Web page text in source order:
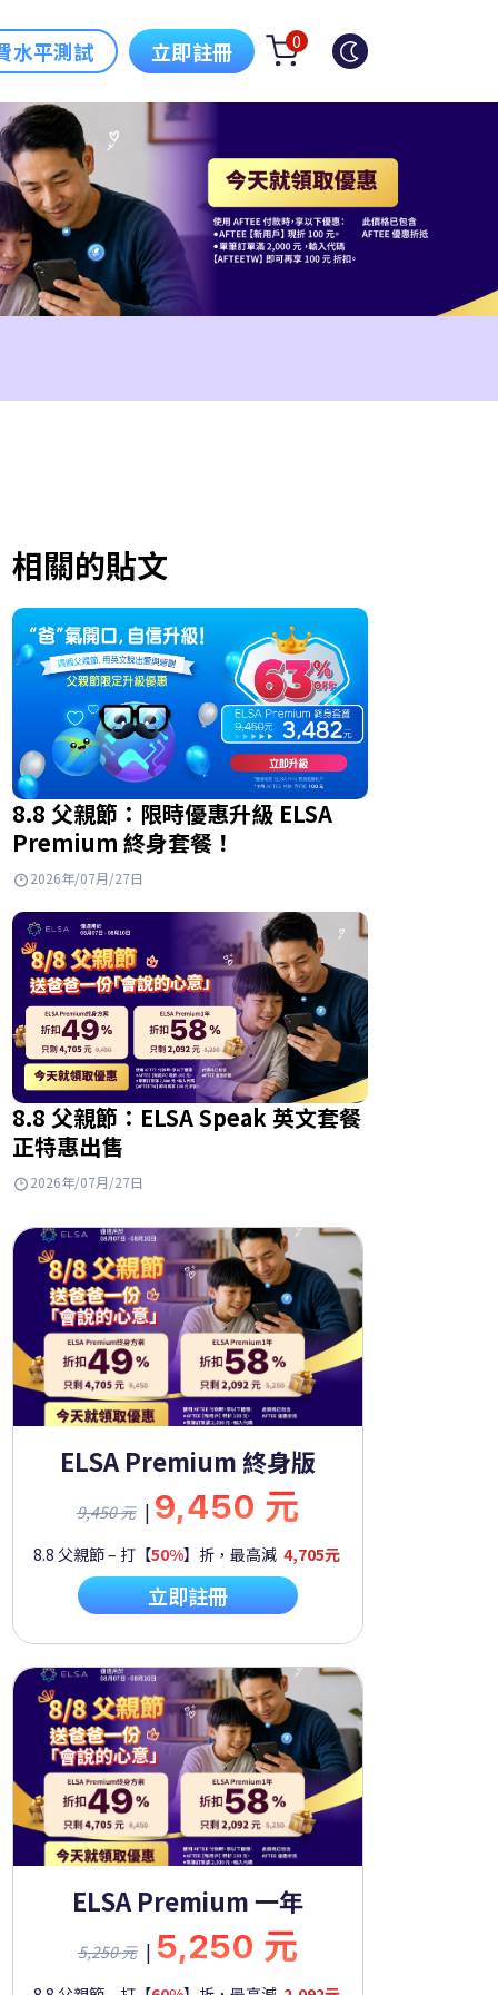
水平測試 立即註冊 0
相關的貼文
8.8 父親節：限時優惠升級 ELSA
Premium 終身套餐！
2026年/07月/27日
8.8 父親節：ELSA Speak 英文套餐
正特惠出售
2026年/07月/27日
ELSA Premium 終身版
9,450 元 | 9,450 元
8.8 父親節 – 打【50%】折，最高減 4,705元
立即註冊
ELSA Premium 一年
5,250 元 | 5,250 元